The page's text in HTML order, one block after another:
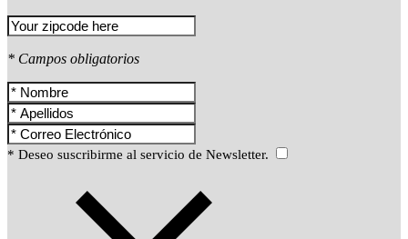
* Campos obligatorios
* Deseo suscribirme al servicio de Newsletter.